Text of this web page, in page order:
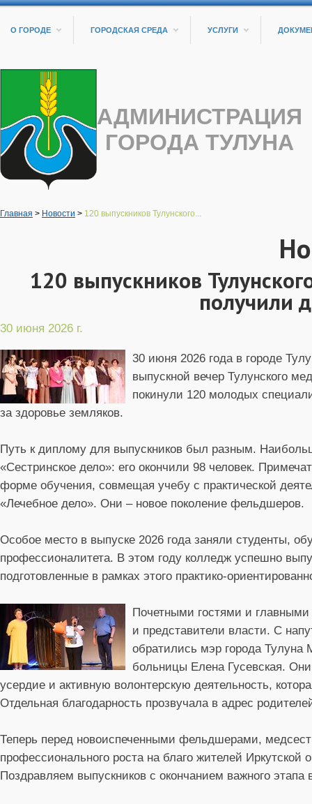
О ГОРОДЕ ГОРОДСКАЯ СРЕДА УСЛУГИ
АДМИНИСТРАЦИЯ
ГОРОДА ТУЛУНА
Главная > Новости > 120 выпускников Тулунского...
120 выпускников
получили
30 июня 2026 г.
30 июня 2026 года в городе
выпускной вечер Тулунского
покинули 120 молодых
за здоровье земляков.
Путь к диплому для выпускников был разным.
«Сестринское дело»: его окончили 98 человек.
форме обучения, совмещая учебу с практической
«Лечебное дело». Они – новое поколение фельдшеров.
Особое место в выпуске 2026 года заняли студенты,
профессионалитета. В этом году колледж успешно
подготовленные в рамках этого практико-
Почетными гостями и
и представители власти. С
обратились мэр города Тулуна
больницы Елена Гусевская.
усердие и активную волонтерскую деятельность,
Отдельная благодарность прозвучала в адрес
Теперь перед новоиспеченными фельдшерами,
профессионального роста на благо жителей Иркутской
Поздравляем выпускников с окончанием важного